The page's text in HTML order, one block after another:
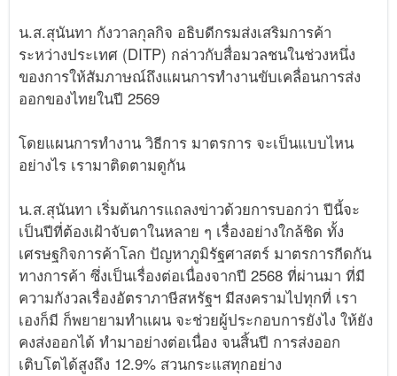
น.ส.สุนันทา กังวาลกุลกิจ อธิบดีกรมส่งเสริมการค้า
ระหว่างประเทศ (DITP) กล่าวกับสื่อมวลชนในช่วงหนึ่ง
ของการให้สัมภาษณ์ถึงแผนการทำงานขับเคลื่อนการส่ง
ออกของไทยในปี 2569
โดยแผนการทำงาน วิธีการ มาตรการ จะเป็นแบบไหน
อย่างไร เรามาติดตามดูกัน
น.ส.สุนันทา เริ่มต้นการแถลงข่าวด้วยการบอกว่า ปีนี้จะ
เป็นปีที่ต้องเฝ้าจับตาในหลาย ๆ เรื่องอย่างใกล้ชิด ทั้ง
เศรษฐกิจการค้าโลก ปัญหาภูมิรัฐศาสตร์ มาตรการกีดกัน
ทางการค้า ซึ่งเป็นเรื่องต่อเนื่องจากปี 2568 ที่ผ่านมา ที่มี
ความกังวลเรื่องอัตราภาษีสหรัฐฯ มีสงครามไปทุกที่ เรา
เองก็มี ก็พยายามทำแผน จะช่วยผู้ประกอบการยังไง ให้ยัง
คงส่งออกได้ ทำมาอย่างต่อเนื่อง จนสิ้นปี การส่งออก
เติบโตได้สูงถึง 12.9% สวนกระแสทุกอย่าง